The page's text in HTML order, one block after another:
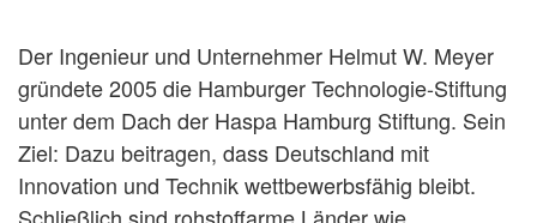
Der Ingenieur und Unternehmer Helmut W. Meyer
gründete 2005 die Hamburger Technologie-Stiftung
unter dem Dach der Haspa Hamburg Stiftung. Sein
Ziel: Dazu beitragen, dass Deutschland mit
Innovation und Technik wettbewerbsfähig bleibt.